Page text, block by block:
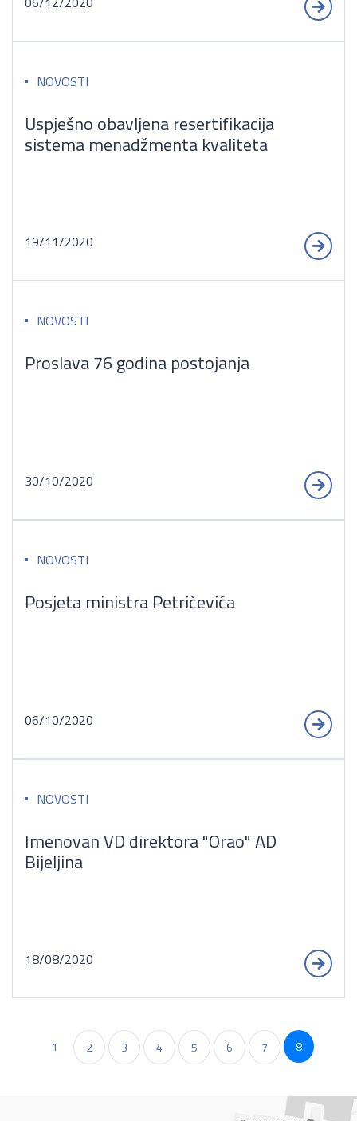
NOVOSTI
Uspješno obavljena resertifikacija
sistema menadžmenta kvaliteta
19/11/2020
NOVOSTI
Proslava 76 godina postojanja
30/10/2020
NOVOSTI
Posjeta ministra Petričevića
06/10/2020
NOVOSTI
Imenovan VD direktora "Orao" AD
Bijeljina
18/08/2020
1 2 3 4 5 6 7 8